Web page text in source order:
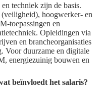
techniek zijn de basis.
hoogwerker- en
toepassingen en
Opleidingen via
en brancheorganisaties
Voor duurzame en digitale
energiezuinig bouwen en
beïnvloedt het salaris?